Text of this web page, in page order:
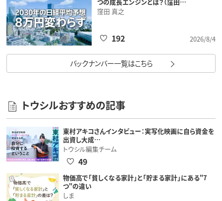
窪田 真之
2026/8/4
192
バックナンバー一覧はこちら
トウシルおすすめの記事
東村アキコさんインタビュー：実写化映画に自ら資金を
出資し大成…
トウシル編集チーム
49
物価高で「貧しくなる家計」と「貯まる家計」にある"7
つ"の違い
しま